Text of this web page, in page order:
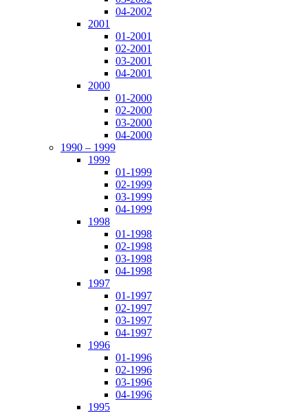
04-2002
2001
01-2001
02-2001
03-2001
04-2001
2000
01-2000
02-2000
03-2000
04-2000
1990 – 1999
1999
01-1999
02-1999
03-1999
04-1999
1998
01-1998
02-1998
03-1998
04-1998
1997
01-1997
02-1997
03-1997
04-1997
1996
01-1996
02-1996
03-1996
04-1996
1995